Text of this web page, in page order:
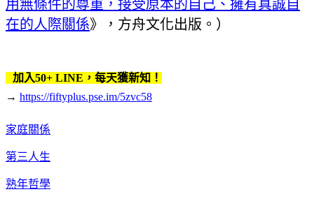
用無條件的尊重，接受原本的自己、擁有真誠自
在的人際關係》，方舟文化出版。）
加入50+ LINE，每天獲新知！
→ https://fiftyplus.pse.im/5zvc58
家庭關係
第三人生
熟年哲學